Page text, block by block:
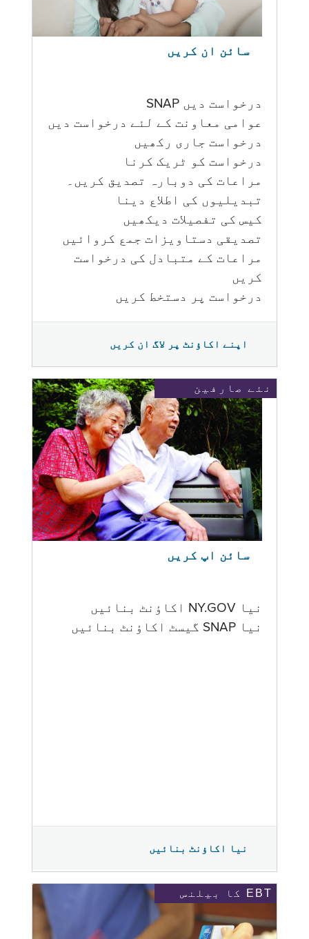
سائن ان کریں
درخواست دیں SNAP
عوامی معاونت کے لئے درخواست دیں
درخواست جاری رکھیں
درخواست کو ٹریک کرنا
مراعات کی دوبارہ تصدیق کریں۔
تبدیلیوں کی اطلاع دینا
کیس کی تفصیلات دیکھیں
تصدیقی دستاویزات جمع کروائیں
مراعات کے متبادل کی درخواست
کریں
درخواست پر دستخط کریں
اپنے اکاؤنٹ پر لاگ ان کریں
نئے صارفین
سائن اپ کریں
نیا NY.GOV اکاؤنٹ بنائیں
نیا SNAP گیسٹ اکاؤنٹ بنائیں
نیا اکاؤنٹ بنائیں
EBT کا بیلنس